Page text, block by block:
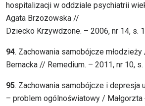
hospitalizacji w oddziale psychiatrii
Agata Brzozowska //
Dziecko Krzywdzone. – 2006, nr 14, s.
94. Zachowania samobójcze
Bernacka // Remedium. – 2011, nr 10,
95. Zachowania samobójcze i depresja
– problem ogólnoświatowy / Małgorzta